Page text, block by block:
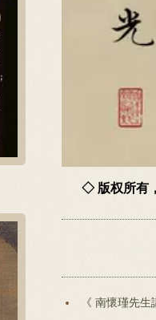
◇ 版权所有
《 南懷瑾先